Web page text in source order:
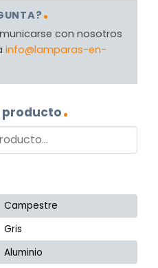
con nosotros
info@lamparas-en-
producto
Campestre
Gris
Aluminio